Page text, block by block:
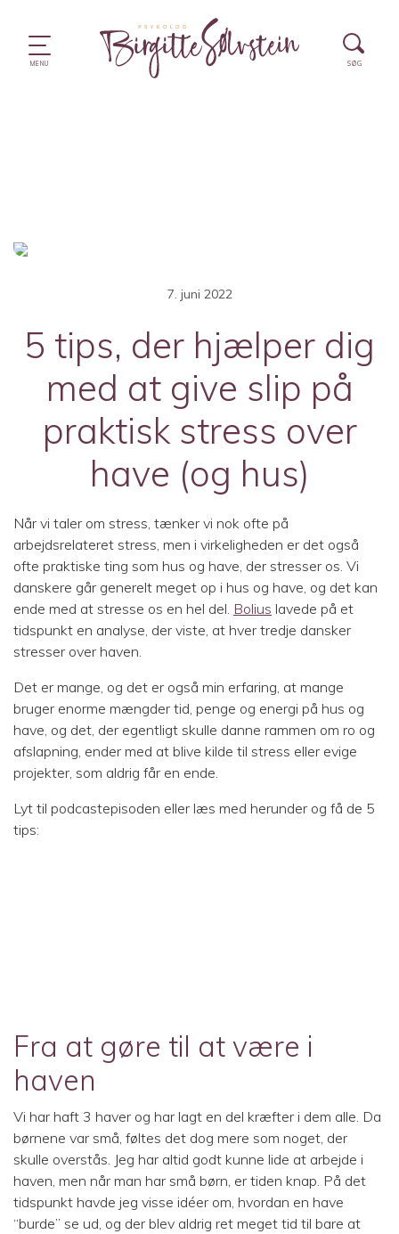
7. juni 2022
5 tips, der hjælper dig
med at give slip på
praktisk stress over
have (og hus)
Når vi taler om stress, tænker vi nok ofte på
arbejdsrelateret stress, men i virkeligheden er det også
ofte praktiske ting som hus og have, der stresser os. Vi
danskere går generelt meget op i hus og have, og det kan
ende med at stresse os en hel del. Bolius lavede på et
tidspunkt en analyse, der viste, at hver tredje dansker
stresser over haven.
Det er mange, og det er også min erfaring, at mange
bruger enorme mængder tid, penge og energi på hus og
have, og det, der egentligt skulle danne rammen om ro og
afslapning, ender med at blive kilde til stress eller evige
projekter, som aldrig får en ende.
Lyt til podcastepisoden eller læs med herunder og få de 5
tips:
Fra at gøre til at være i
haven
Vi har haft 3 haver og har lagt en del kræfter i dem alle. Da
børnene var små, føltes det dog mere som noget, der
skulle overstås. Jeg har altid godt kunne lide at arbejde i
haven, men når man har små børn, er tiden knap. På det
tidspunkt havde jeg visse idéer om, hvordan en have
“burde” se ud, og der blev aldrig ret meget tid til bare at